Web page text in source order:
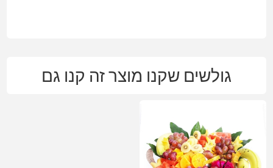
גולשים שקנו מוצר זה קנו גם